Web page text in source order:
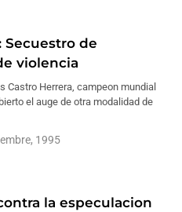
Secuestro de
violencia
Castro Herrera, campeon mundial
el auge de otra modalidad de
1995
la especulacion